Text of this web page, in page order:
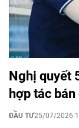
Nghị quyết
hợp tác
ĐẦU TƯ25/07/2026